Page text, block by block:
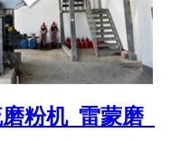
粉机_雷蒙磨_